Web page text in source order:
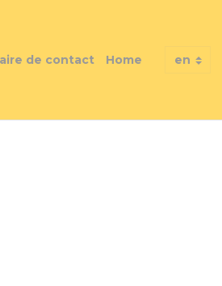
de contact Home